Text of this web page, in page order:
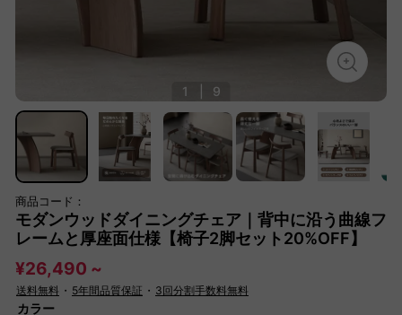
1 9
商品コード：
モダンウッドダイニングチェア｜背中に沿う曲線フ
レームと厚座面仕様【椅子2脚セット20%OFF】
¥26,490 ~
送料無料 ・ 5年間品質保証 ・ 3回分割手数料無料
カラー